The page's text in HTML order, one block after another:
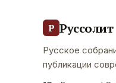
Р Руссолит
Русское
публикации